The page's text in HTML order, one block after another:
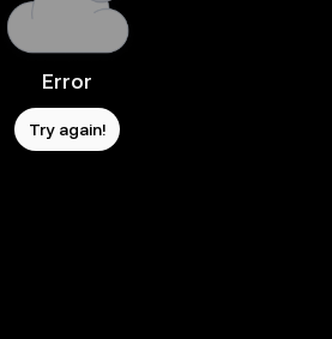
Error
Try again!